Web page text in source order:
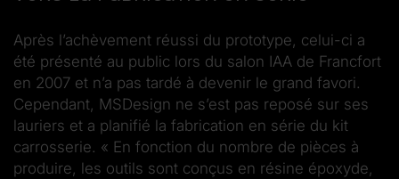
Après l’achèvement réussi du prototype, celui-ci a
été présenté au public lors du salon IAA de Francfort
en 2007 et n’a pas tardé à devenir le grand favori.
Cependant, MS­Design ne s’est pas reposé sur ses
lauriers et a planifié la fabrication en série du kit
carrosserie. « En fonction du nombre de pièces à
produire, les outils sont conçus en résine époxyde,